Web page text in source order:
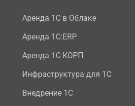
Аренда 1С в Облаке
Аренда 1С:ERP
Аренда 1С КОРП
Инфраструктура для 1С
Внедрение 1С